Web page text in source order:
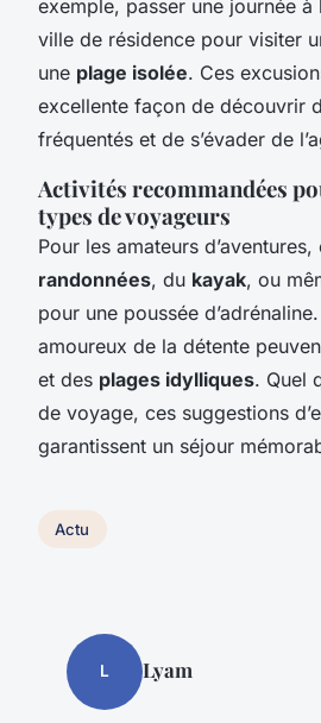
exemple, passer une journée à
ville de résidence pour visiter
une plage isolée. Ces
excellente façon de découvrir
fréquentés et de s’évader de
Activités recommandées
types de voyageurs
Pour les amateurs
randonnées, du kayak, ou
pour une poussée
amoureux de la détente
et des plages idylliques. Quel
de voyage, ces suggestions
garantissent un séjour
Actu
L Lyam